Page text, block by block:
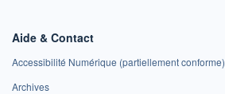
Aide & Contact
Accessibilité Numérique (partiellement conforme)
Archives